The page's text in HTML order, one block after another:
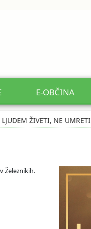
E-OBČINA
ŽIVETI, NE UMRETI
Železnikih.